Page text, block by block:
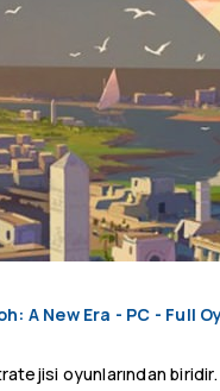
A New Era - PC - Full
oyunlarından